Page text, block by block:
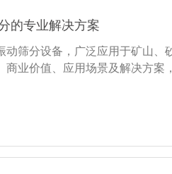
的专业解决方案
动筛分设备，广泛应用于矿山、
商业价值、应用场景及解决方案